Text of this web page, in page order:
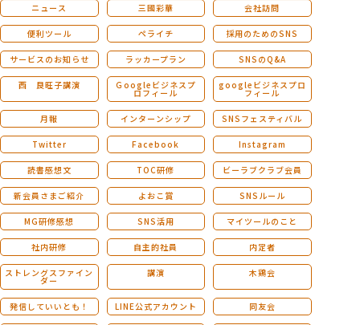
ニュース 三國彩華 会社訪問
便利ツール ペライチ 採用のためのSNS
サービスのお知らせ ラッカープラン SNSのQ&A
西 良旺子講演 Ｇoogleビジネスプ
ロフィール
googleビジネスプロ
フィール
月報 インターンシップ SNSフェスティバル
Twitter Facebook Instagram
読書感想文 TOC研修 ビーラブクラブ会員
新会員さまご紹介 よおこ賞 SNSルール
MG研修感想 SNS活用 マイツールのこと
社内研修 自主的社員 内定者
ストレングスファイン
ダー
講演 木鶏会
発信していいとも！ LINE公式アカウント 同友会